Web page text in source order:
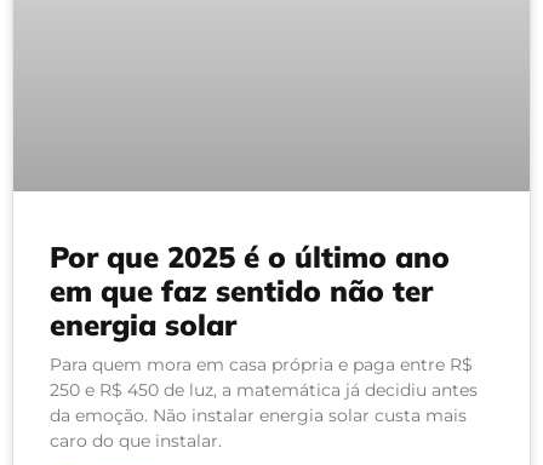
Por que 2025 é o último ano
em que faz sentido não ter
energia solar
Para quem mora em casa própria e paga entre R$
250 e R$ 450 de luz, a matemática já decidiu antes
da emoção. Não instalar energia solar custa mais
caro do que instalar.